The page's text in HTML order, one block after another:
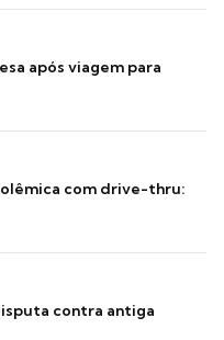
após viagem para
com drive-thru:
contra antiga